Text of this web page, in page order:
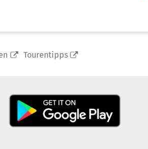
Tourentipps